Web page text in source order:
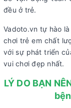
đều ở trẻ.
Vadoto.vn tự hào
chơi trẻ em chất
với sự phát triển
vui chơi đẹp nhất.
LÝ DO BẠN